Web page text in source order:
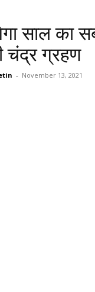
साल का
ग्रहण
- November 13, 2021